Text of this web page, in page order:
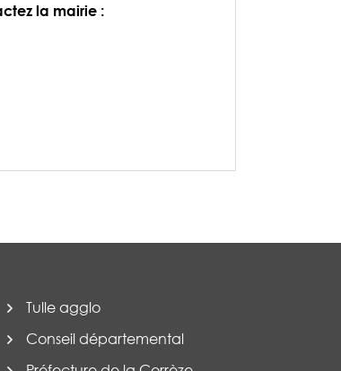
la mairie :
Tulle agglo
Conseil départemental